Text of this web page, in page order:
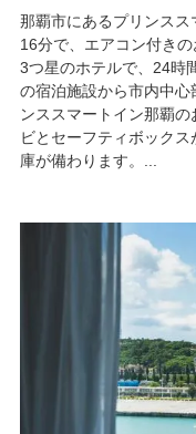
那覇市にあるプリンス
16分で、エアコン付き
3つ星のホテルで、24時
の宿泊施設から市内中
ンススマートイン那覇
ビとセーフティボック
庫が備わります。...